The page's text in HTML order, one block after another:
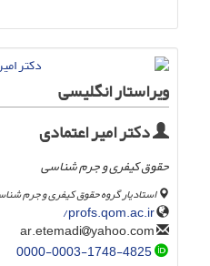
ویراستار انگلیسی
دکتر امیر اعتمادی
حقوق کیفری و جرم شناسی
استادیار گروه حقوق کیفری و جرم
profs.qom.ac.ir/
yahoo.com
0000-0003-1748-4825